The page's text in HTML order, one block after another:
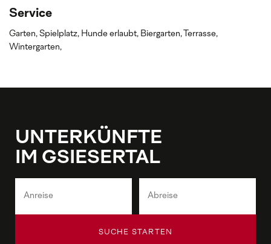
Service
Garten, Spielplatz, Hunde erlaubt, Biergarten, Terrasse,
Wintergarten,
UNTERKÜNFTE
IM GSIESERTAL
SUCHE STARTEN